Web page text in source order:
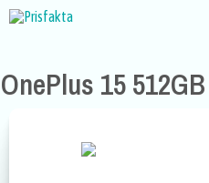
OnePlus 15